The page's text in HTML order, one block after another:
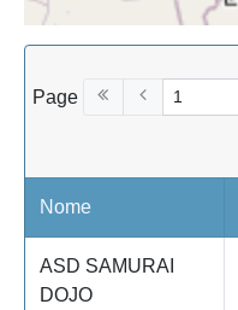
Page
Nome
ASD SAMURAI
DOJO